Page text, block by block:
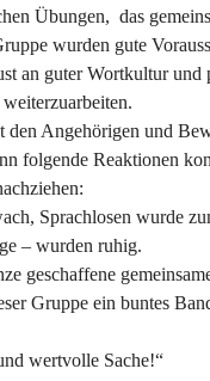
Übungen, das
wurden gute
an guter Wortkultur und
den Angehörigen und
folgende Reaktionen
Sprachlosen wurde
– wurden ruhig.
geschaffene
Gruppe ein buntes
wertvolle Sache!“